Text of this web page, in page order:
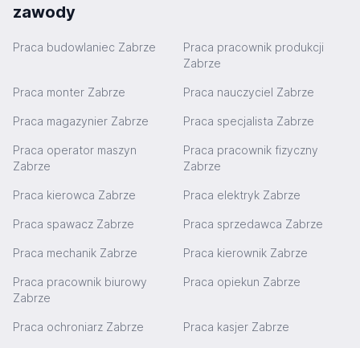
zawody
Praca budowlaniec Zabrze
Praca pracownik produkcji
Zabrze
Praca monter Zabrze Praca nauczyciel Zabrze
Praca magazynier Zabrze Praca specjalista Zabrze
Praca operator maszyn
Zabrze
Praca pracownik fizyczny
Zabrze
Praca kierowca Zabrze Praca elektryk Zabrze
Praca spawacz Zabrze Praca sprzedawca Zabrze
Praca mechanik Zabrze Praca kierownik Zabrze
Praca pracownik biurowy
Zabrze
Praca opiekun Zabrze
Praca ochroniarz Zabrze Praca kasjer Zabrze